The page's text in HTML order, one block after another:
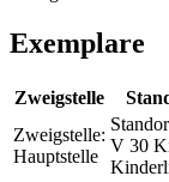
Exemplare
Zweigstelle
Zweigstelle:
Hauptstelle
V 30